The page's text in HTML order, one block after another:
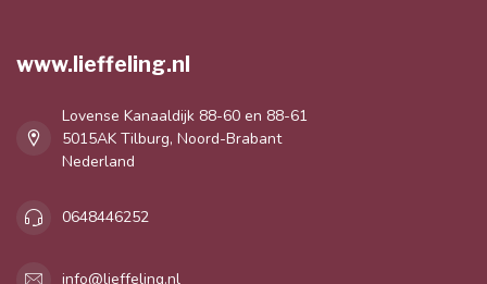
www.lieffeling.nl
Lovense Kanaaldijk 88-60 en 88-61
5015AK Tilburg, Noord-Brabant
Nederland
0648446252
info@lieffeling.nl